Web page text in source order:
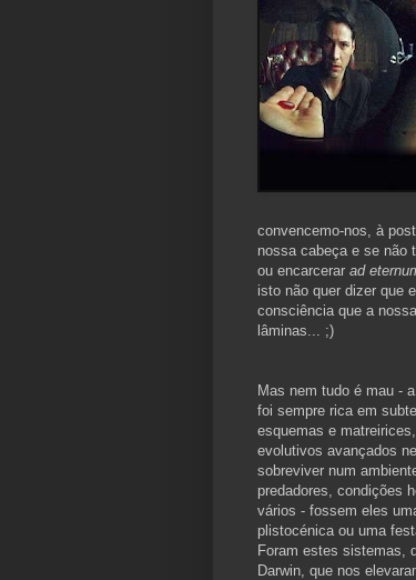
convencemo-nos, à
nossa cabeça e se não
ou encarcerar ad
isto não quer dizer que
consciência que a
lâminas... ;)
Mas nem tudo é mau -
foi sempre rica em
esquemas e
evolutivos avançados
sobreviver num
predadores, condições
vários - fossem eles
plistocénica ou uma
Foram estes sistemas,
Darwin, que nos